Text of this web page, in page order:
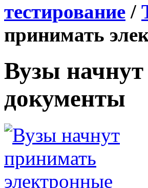
тестирование /
принимать
Вузы
документы